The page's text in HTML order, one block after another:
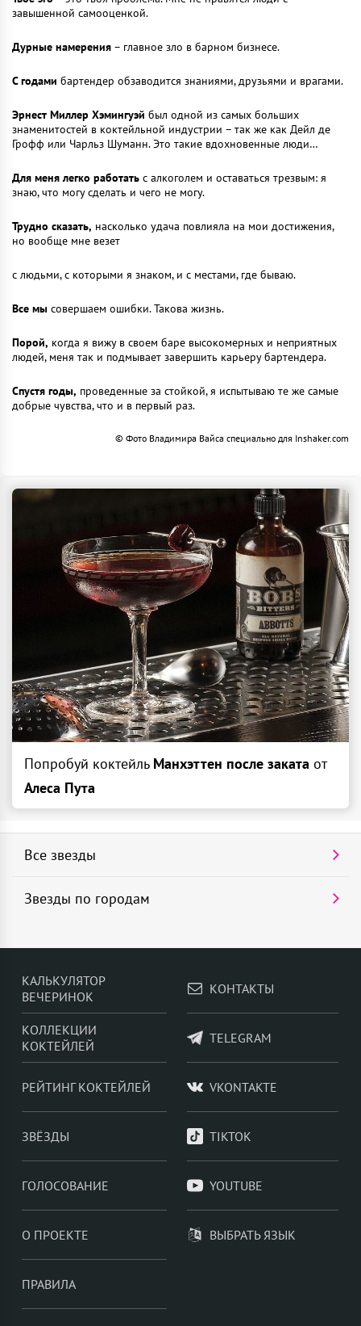
завышенной самооценкой.
Дурные намерения – главное зло в барном бизнесе.
С годами бартендер обзаводится знаниями, друзьями и врагами.
Эрнест Миллер Хэмингуэй был одной из самых больших
знаменитостей в коктейльной индустрии – так же как Дейл де
Грофф или Чарльз Шуманн. Это такие вдохновенные люди…
Для меня легко работать с алкоголем и оставаться трезвым: я
знаю, что могу сделать и чего не могу.
Трудно сказать, насколько удача повлияла на мои достижения,
но вообще мне везет
с людьми, с которыми я знаком, и с местами, где бываю.
Все мы совершаем ошибки. Такова жизнь.
Порой, когда я вижу в своем баре высокомерных и неприятных
людей, меня так и подмывает завершить карьеру бартендера.
Спустя годы, проведенные за стойкой, я испытываю те же самые
добрые чувства, что и в первый раз.
© Фото Владимира Вайса специально для Inshaker.com
Попробуй коктейль Манхэттен после заката от
Алеса Пута
Все звезды
Звезды по городам
КАЛЬКУЛЯТОР
ВЕЧЕРИНОК
КОЛЛЕКЦИИ
КОКТЕЙЛЕЙ
РЕЙТИНГ КОКТЕЙЛЕЙ
ЗВЁЗДЫ
ГОЛОСОВАНИЕ
О ПРОЕКТЕ
ПРАВИЛА
КОНТАКТЫ
TELEGRAM
VKONTAKTE
TIKTOK
YOUTUBE
ВЫБРАТЬ ЯЗЫК